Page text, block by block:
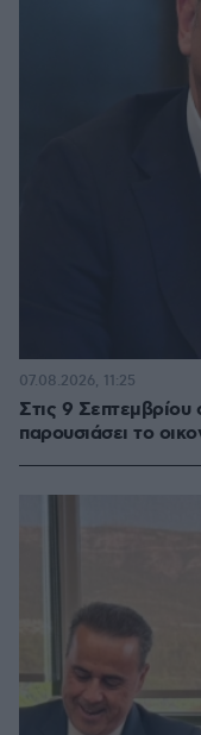
Στις 9
παρουσιάσει το
07.08.2026, 11:25